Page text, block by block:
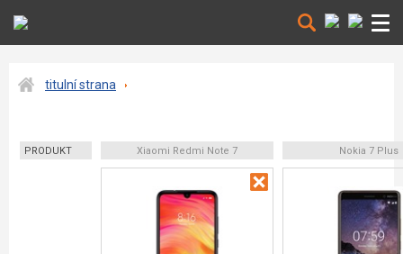
titulní strana
PRODUKT Xiaomi Redmi Note 7 Nokia 7 Plus